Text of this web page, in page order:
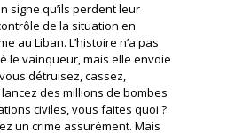
signe qu’ils perdent leur
de la situation en
au Liban. L’histoire n’a pas
le vainqueur, mais elle envoie
détruisez, cassez,
des millions de bombes
civiles, vous faites quoi ?
un crime assurément. Mais